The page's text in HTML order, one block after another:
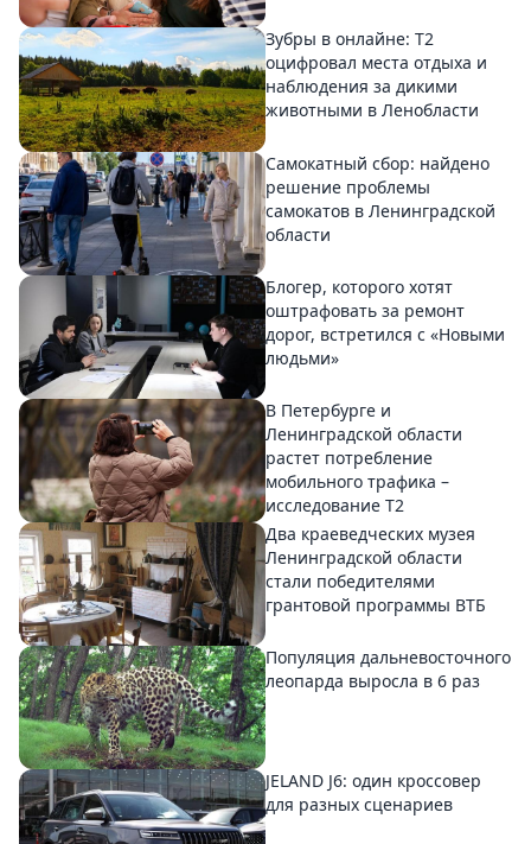
Зубры в онлайне: Т2
оцифровал места отдыха и
наблюдения за дикими
животными в Ленобласти
Самокатный сбор: найдено
решение проблемы
самокатов в Ленинградской
области
Блогер, которого хотят
оштрафовать за ремонт
дорог, встретился с «Новыми
людьми»
В Петербурге и
Ленинградской области
растет потребление
мобильного трафика –
исследование T2
Два краеведческих музея
Ленинградской области
стали победителями
грантовой программы ВТБ
Популяция дальневосточного
леопарда выросла в 6 раз
JELAND J6: один кроссовер
для разных сценариев